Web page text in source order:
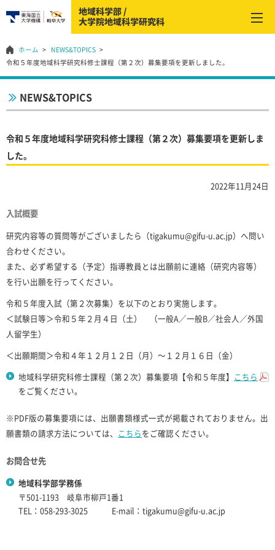
ホーム
NEWS&TOPICS
令和５年度地域科学研究科修士課程（第２次）募集要項を更新しました。
NEWS&TOPICS
令和５年度地域科学研究科修士課程（第２次）募集要項を更新しま
した。
2022年11月24日
入試概要
研究内容等の質問等がございましたら（tigakumu@gifu-u.ac.jp）へ問い
合わせください。
また、必ず希望する（予定）指導教員とは出願前に連絡（研究内容等）
を行い出願を行ってください。
令和５年度入試（第２次募集）を以下のとおり実施します。
＜試験日等＞令和５年２月４日（土） （一般A／一般B／社会人／外国
人留学生）
＜出願期間＞令和４年１２月１２日（月）～１２月１６日（金）
地域科学研究科修士課程（第２次）募集要項【令和５年度】 こちら
をご覧ください。
※PDF版の募集要項には、出願書類様式一式が掲載されておりません。出
願書類の請求方法については、 こちらをご確認ください。
お問合せ先
地域科学部学務係
〒501-1193 岐阜市柳戸1番1
TEL：058-293-3025 E-mail：tigakumu@gifu-u.ac.jp